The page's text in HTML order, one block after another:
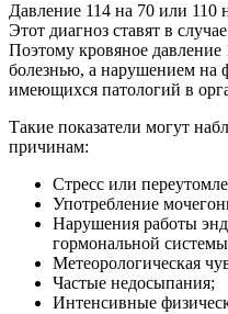
Давление 114 на 70 или 110
Этот диагноз ставят в
Поэтому кровяное давление
болезнью, а нарушением на
имеющихся патологий в
Такие показатели могут
причинам:
Стресс или
Употребление
Нарушения работы
гормональной
Метеорологическая
Частые недосыпания;
Интенсивные